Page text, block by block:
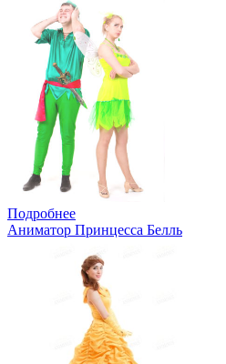
Подробнее
Аниматор Принцесса Белль